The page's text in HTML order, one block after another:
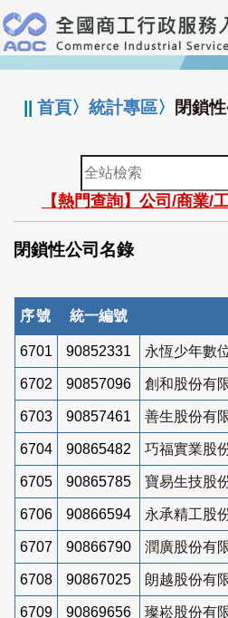
跳
到
主
要
:::
||首頁〉統計專區〉 閉鎖
全
站
檢
索
【熱門查詢】公司/商業/
閉鎖性公司名錄
序號 統一編號
6701 90852331 永恆少年數
6702 90857096 創和股份有
6703 90857461 善生股份有
6704 90865482 巧福實業股
6705 90865785 寶易生技股
6706 90866594 永承精工股
6707 90866790 潤廣股份有
6708 90867025 朗越股份有
6709 90869656 璨崧股份有